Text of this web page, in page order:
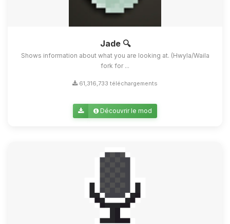
Jade 🔍
Shows information about what you are looking at. (Hwyla/Waila
fork for ...
61,316,733 téléchargements
Découvrir le mod